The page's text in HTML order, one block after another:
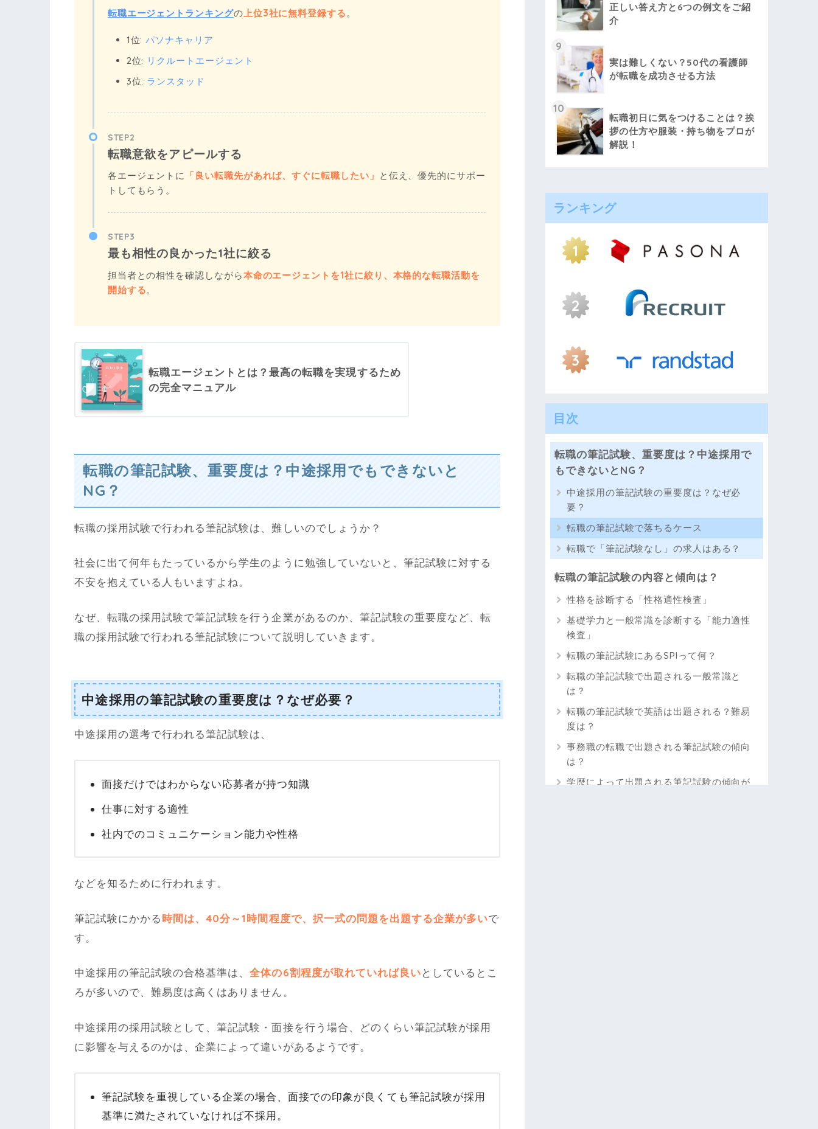
転職エージェントランキングの 上位3社に無料登録する 。
1位:パソナキャリア
2位: リクルートエージェント
3位: ランスタッド
STEP2
転職意欲をアピールする
各エージェントに 「良い転職先があれば、すぐに転職したい」 と伝え、優先的にサポー
トしてもらう。
STEP3
最も相性の良かった1社に絞る
担当者との相性を確認しながら本命のエージェントを1社に絞り、本格的な転職活動を
開始する。
転職エージェントとは？最高の転職を実現するため
の完全マニュアル
転職の筆記試験、重要度は？中途採用でもできないと
NG？
転職の採用試験で行われる筆記試験は、難しいのでしょうか？
社会に出て何年もたっているから学生のように勉強していないと、筆記試験に対する
不安を抱えている人もいますよね。
なぜ、転職の採用試験で筆記試験を行う企業があるのか、筆記試験の重要度など、転
職の採用試験で行われる筆記試験について説明していきます。
中途採用の筆記試験の重要度は？なぜ必要？
中途採用の選考で行われる筆記試験は、
面接だけではわからない応募者が持つ知識
仕事に対する適性
社内でのコミュニケーション能力や性格
などを知るために行われます。
筆記試験にかかる時間は、40分～1時間程度で、択一式の問題を出題する企業が多いで
す。
中途採用の筆記試験の合格基準は、全体の6割程度が取れていれば良いとしているとこ
ろが多いので、難易度は高くはありません。
中途採用の採用試験として、筆記試験・面接を行う場合、どのくらい筆記試験が採用
に影響を与えるのかは、企業によって違いがあるようです。
筆記試験を重視している企業の場合、面接での印象が良くても筆記試験が採用
基準に満たされていなければ不採用。
正しい答え方と6つの例文をご紹
介
9
実は難しくない？50代の看護師
が転職を成功させる方法
10
転職初日に気をつけることは？挨
拶の仕方や服装・持ち物をプロが
解説！
ランキング
目次
転職の筆記試験、重要度は？中途採用で
もできないとNG？
中途採用の筆記試験の重要度は？なぜ必
要？
転職の筆記試験で落ちるケース
転職で「筆記試験なし」の求人はある？
転職の筆記試験の内容と傾向は？
性格を診断する「性格適性検査」
基礎学力と一般常識を診断する「能力適性
検査」
転職の筆記試験にあるSPIって何？
転職の筆記試験で出題される一般常識と
は？
転職の筆記試験で英語は出題される？難易
度は？
事務職の転職で出題される筆記試験の傾向
は？
学歴によって出題される筆記試験の傾向が